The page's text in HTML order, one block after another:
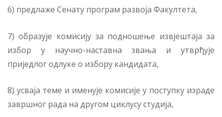
6) предлаже Сенату програм развоја Факултета,
7) образује комисију за подношење извјештаја за
избор у научно-наставна звања и утврђује
приједлог одлуке о избору кандидата,
8) усваја теме и именује комисије у поступку израде
завршног рада на другом циклусу студија,